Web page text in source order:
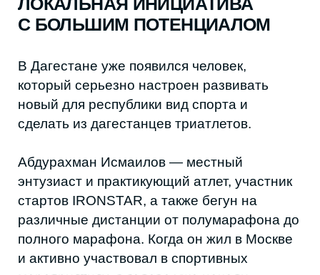
и активно участвовал в спортивных
мероприятиях, в голове уже начали
зарождаться мысли о создании подобного